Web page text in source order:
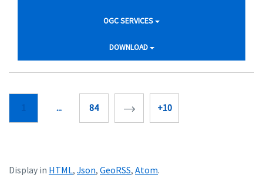
OGC SERVICES
DOWNLOAD
1 ... 84 +10
Display in HTML, Json, GeoRSS, Atom.